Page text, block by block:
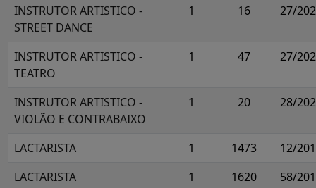
INSTRUTOR ARTISTICO -
STREET DANCE
1 16 27/
INSTRUTOR ARTISTICO -
TEATRO
1 47 27/
INSTRUTOR ARTISTICO -
VIOLÃO E CONTRABAIXO
1 20 28/
LACTARISTA 1 1473
12/
LACTARISTA
1 1620
58/